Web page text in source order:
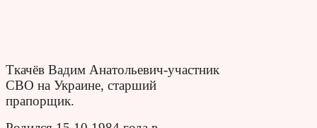
Ткачёв Вадим Анатольевич-участник
СВО на Украине, старший
прапорщик.